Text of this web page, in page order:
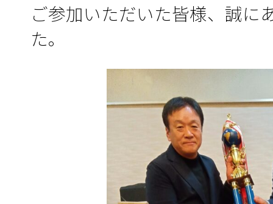
ご参加いただいた皆様、誠に
た。